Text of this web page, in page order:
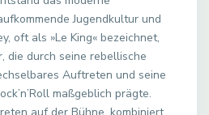
Jugendkultur und
oft als »Le King« bezeichnet,
die durch seine rebellische
Auftreten und seine
maßgeblich prägte.